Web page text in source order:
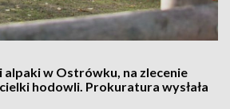
alpaki w Ostrówku, na zlecenie
hodowli. Prokuratura wysłała